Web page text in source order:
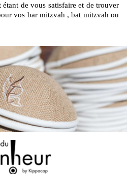
de vous satisfaire et de trouver
vos bar mitzvah , bat mitzvah ou